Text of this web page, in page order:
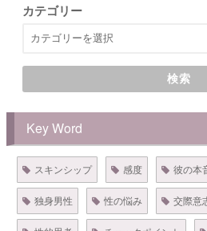
カテゴリー
検索
Key Word
スキンシップ 感度 彼の本
独身男性 性の悩み 交際意